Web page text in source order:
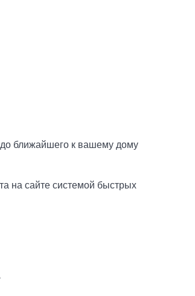
до ближайшего к вашему дому
на сайте системой быстрых